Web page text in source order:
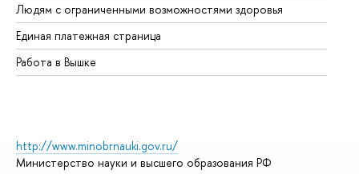
Людям с ограниченными возможностями здоровья
Единая платежная страница
Работа в Вышке
http://www.minobrnauki.gov.ru/
Министерство науки и высшего образования РФ